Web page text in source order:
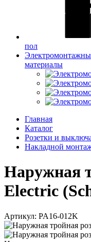
пол
материалы
Главная
Каталог
Розетки и
Накладной
Наружная
Electric
Артикул: PA16-012K